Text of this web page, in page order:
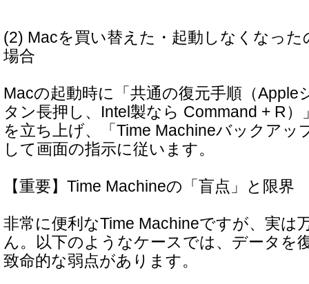
(2) Macを買い替えた・起動しなくなっ
場合
Macの起動時に「共通の復元手順（Apple
タン長押し、Intel製なら Command + R
を立ち上げ、「Time Machineバックアッ
して画面の指示に従います。
【重要】Time Machineの「盲点」と限界
非常に便利なTime Machineですが、実は
ん。以下のようなケースでは、データを
致命的な弱点があります。